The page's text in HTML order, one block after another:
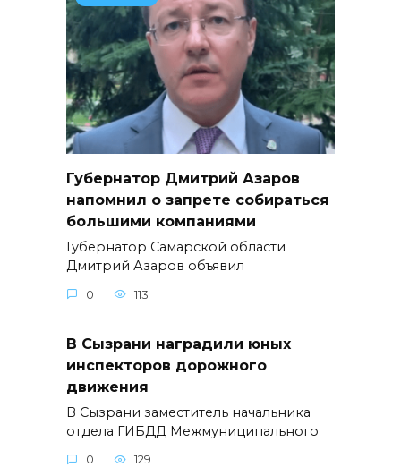
Губернатор Дмитрий Азаров
напомнил о запрете собираться
большими компаниями
Губернатор Самарской области
Дмитрий Азаров объявил
0 113
В Сызрани наградили юных
инспекторов дорожного
движения
В Сызрани заместитель начальника
отдела ГИБДД Межмуниципального
0 129